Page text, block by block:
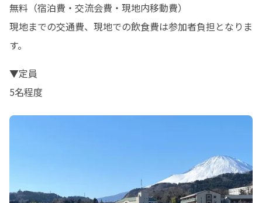
無料（宿泊費・交流会費・現地内移動費）
現地までの交通費、現地での飲食費は参加者負担となりま
す。
▼定員
5名程度